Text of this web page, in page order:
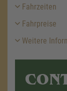
Fahrzeiten
Fahrpreise
Weitere